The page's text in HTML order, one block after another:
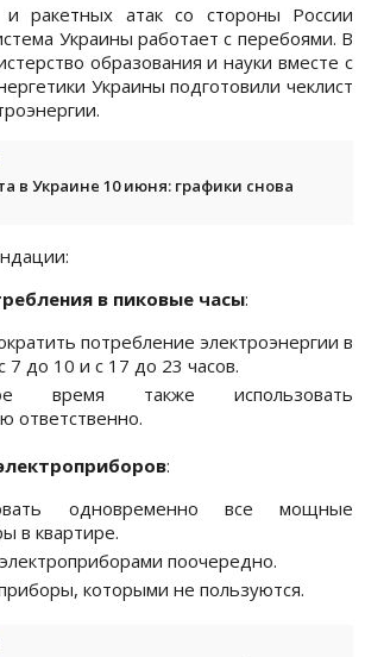
и ракетных атак со стороны России
Украины работает с перебоями. В
образования и науки вместе с
Украины подготовили чеклист
в Украине 10 июня: графики снова
в пиковые часы:
потребление электроэнергии в
7 до 10 и с 17 до 23 часов.
время также использовать
ответственно.
:
одновременно все мощные
в квартире.
поочередно.
которыми не пользуются.